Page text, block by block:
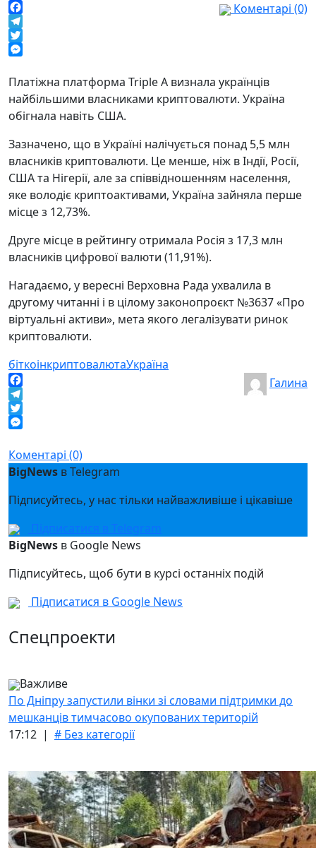
Facebook
Telegram
Twitter
Коментарі (0)
Платіжна платформа Triple A визнала українців
найбільшими власниками криптовалюти. Україна
обігнала навіть США.
Зазначено, що в Україні налічується понад 5,5 млн
власників криптовалюти. Це менше, ніж в Індії, Росії,
США та Нігерії, але за співвідношенням населення,
яке володіє криптоактивами, Україна зайняла перше
місце з 12,73%.
Друге місце в рейтингу отримала Росія з 17,3 млн
власників цифрової валюти (11,91%).
Нагадаємо, у вересні Верховна Рада ухвалила в
другому читанні і в цілому законопроєкт №3637 «Про
віртуальні активи», мета якого легалізувати ринок
криптовалюти.
біткоінкриптовалютаУкраїна
Facebook
Telegram
Twitter
Галина
Коментарі (0)
BigNews в Telegram
Підписуйтесь, у нас тільки найважливіше і цікавіше
Підписатися в Telegram
BigNews в Google News
Підписуйтесь, щоб бути в курсі останніх подій
Підписатися в Google News
Спецпроекти
Важливе
По Дніпру запустили вінки зі словами підтримки до
мешканців тимчасово окупованих територій
17:12 | # Без категорії